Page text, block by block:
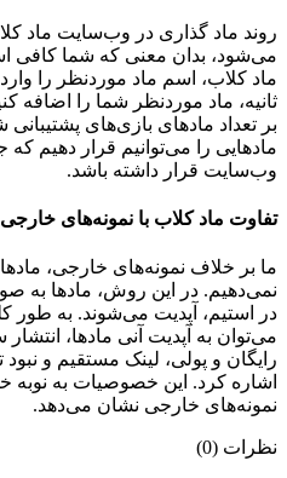
روند ماد گذاری در وب‌سایت ماد
می‌شود، بدان معنی که شما
ماد کلاب، اسم ماد موردنظر را
ثانیه، ماد موردنظر شما را اضافه
بر تعداد مادهای بازی‌های پشتیبانی
مادهایی را می‌توانیم قرار دهیم
وب‌سایت قرار داشته باشد.
تفاوت ماد کلاب با نمونه‌های
ما بر خلاف نمونه‌های خارجی،
نمی‌دهیم. در این روش، مادها به
در استیم، آپدیت می‌شوند. به طور
می‌‌توان به آپدیت آنی مادها،
رایگان و پولی، لینک مستقیم و
اشاره کرد. این خصوصیات به نوبه
نمونه‌های خارجی نشان می‌دهد.
نظرات (0)